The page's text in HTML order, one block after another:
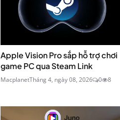
Apple Vision Pro sắp hỗ trợ chơi
game PC qua Steam Link
MacplanetTháng 4, ngày 08, 2026 0 8